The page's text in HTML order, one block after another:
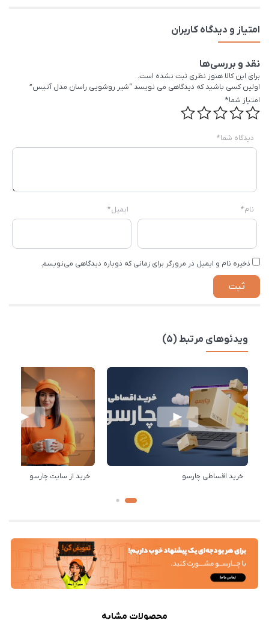
امتیاز و دیدگاه کاربران
نقد و بررسی‌ها
برای این کالا هنوز نظری ثبت نشده است.
اولین کسی باشید که دیدگاهی می نویسد “شیر روشویی راسان مدل آتیس”
امتیاز شما*
دیدگاه شما*
نام* ایمیل*
ذخیره نام و ایمیل در مرورگر برای زمانی که دوباره دیدگاهی می‌نویسم.
ویدئوهای مرتبط (5)
خرید اقساطی چارسو خرید از سایت چارسو
محصولات مشابه